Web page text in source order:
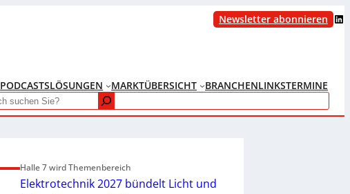
Newsletter abonnieren LinkedIn
PODCASTSLÖSUNGEN MARKTÜBERSICHT BRANCHENLINKSTERMINE
Halle 7 wird Themenbereich
Elektrotechnik 2027 bündelt Licht und